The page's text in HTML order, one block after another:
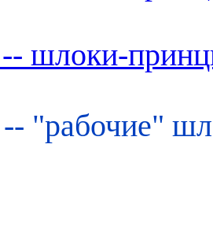
шлоки-
"рабочие"